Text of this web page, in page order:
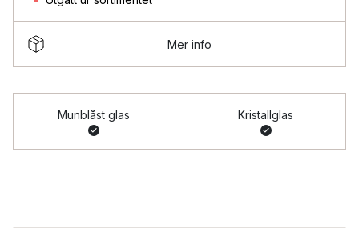
Mer info
Munblåst glas Kristallglas